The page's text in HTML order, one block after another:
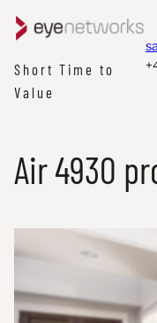
Short Time to
Value
Air 4930